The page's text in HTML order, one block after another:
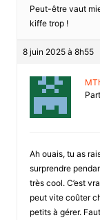
Peut-être vaut
kiffe trop !
8 juin 2025 à 8h55
Ah ouais, tu as
surprendre
très cool. C’est
peut vite coûter
petits à gérer.